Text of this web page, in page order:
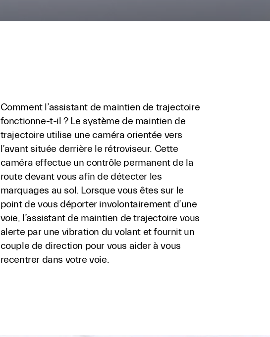
Comment l’assistant de maintien de trajectoire
fonctionne-t-il ? Le système de maintien de
trajectoire utilise une caméra orientée vers
l’avant située derrière le rétroviseur. Cette
caméra effectue un contrôle permanent de la
route devant vous afin de détecter les
marquages au sol. Lorsque vous êtes sur le
point de vous déporter involontairement d’une
voie, l’assistant de maintien de trajectoire vous
alerte par une vibration du volant et fournit un
couple de direction pour vous aider à vous
recentrer dans votre voie.